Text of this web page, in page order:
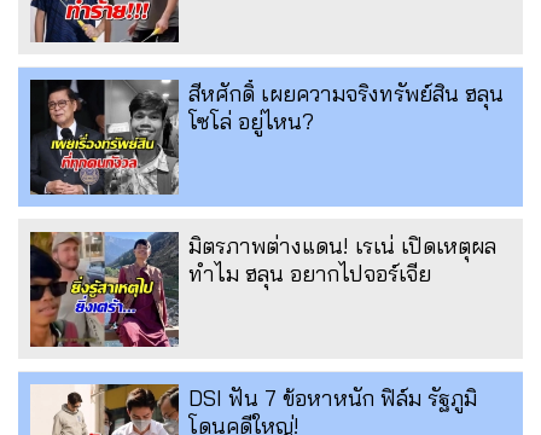
สีหศักดิ์ เผยความจริงทรัพย์สิน ฮลุน
โซโล่ อยู่ไหน?
มิตรภาพต่างแดน! เรเน่ เปิดเหตุผล
ทำไม ฮลุน อยากไปจอร์เจีย
DSI ฟัน 7 ข้อหาหนัก ฟิล์ม รัฐภูมิ
โดนคดีใหญ่!